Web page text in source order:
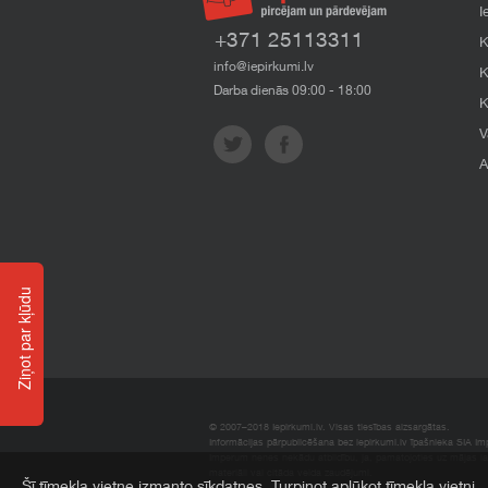
+371 25113311
info@iepirkumi.lv
Darba dienās 09:00 - 18:00
© 2007–2018 Iepirkumi.lv. Visas tiesības aizsargātas.
Informācijas pārpublicēšana bez iepirkumi.lv īpašnieka SIA
Ziņot par kļūdu